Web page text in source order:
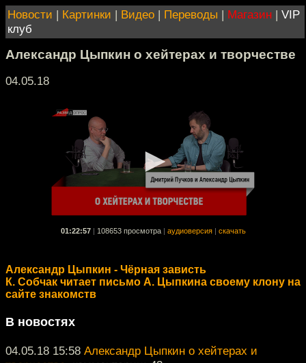
Новости | Картинки | Видео | Переводы | Магазин | VIP
клуб
Александр Цыпкин о хейтерах и творчестве
04.05.18
01:22:57 108653 просмотра аудиоверсия скачать
Александр Цыпкин - Чёрная зависть
К. Собчак читает письмо А. Цыпкина своему клону на
сайте знакомств
В новостях
04.05.18 15:58 Александр Цыпкин о хейтерах и